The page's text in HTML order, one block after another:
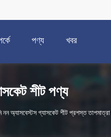
পণ্য খবর
শীট পণ্য
অ্যাসবেস্টস গ্যাসকেট শীট প্রশস্ত তাপমাত্রা